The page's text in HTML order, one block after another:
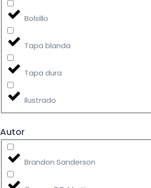
Bolsillo
Tapa blanda
Tapa dura
Ilustrado
Autor
Brandon Sanderson